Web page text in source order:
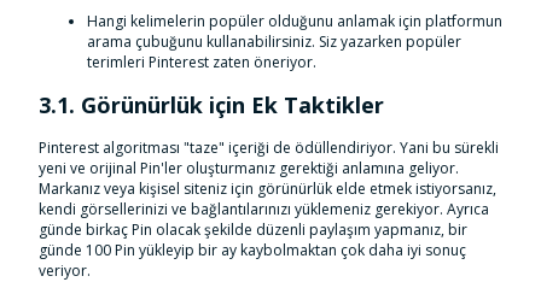
Hangi kelimelerin popüler olduğunu anlamak için platformun
arama çubuğunu kullanabilirsiniz. Siz yazarken popüler
terimleri Pinterest zaten öneriyor.
3.1. Görünürlük için Ek Taktikler
Pinterest algoritması "taze" içeriği de ödüllendiriyor. Yani bu sürekli
yeni ve orijinal Pin'ler oluşturmanız gerektiği anlamına geliyor.
Markanız veya kişisel siteniz için görünürlük elde etmek istiyorsanız,
kendi görsellerinizi ve bağlantılarınızı yüklemeniz gerekiyor. Ayrıca
günde birkaç Pin olacak şekilde düzenli paylaşım yapmanız, bir
günde 100 Pin yükleyip bir ay kaybolmaktan çok daha iyi sonuç
veriyor.